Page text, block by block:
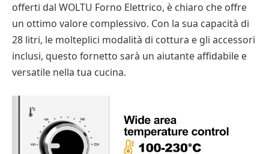
offerti dal WOLTU Forno Elettrico, è chiaro che offre
un ottimo valore complessivo. Con la sua capacità di
28 litri, le molteplici modalità di cottura e gli accessori
inclusi, questo fornetto sarà un aiutante affidabile e
versatile nella tua cucina.